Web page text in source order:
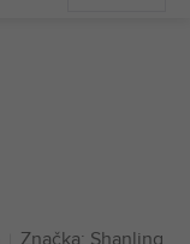
Značka: Shanling